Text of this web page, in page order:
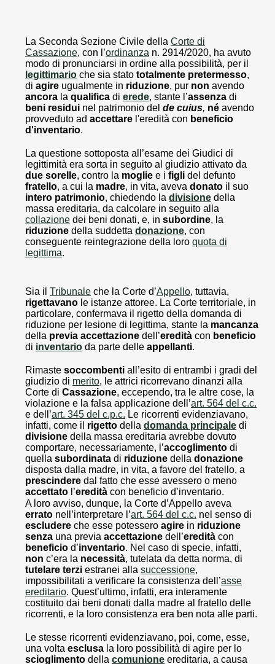
La Seconda Sezione Civile della Corte di
Cassazione, con l’ordinanza n. 2914/2020, ha avuto
modo di pronunciarsi in ordine alla possibilità, per il
legittimario che sia stato totalmente pretermesso,
di agire ugualmente in riduzione, pur non avendo
ancora la qualifica di erede, stante l’assenza di
beni residui nel patrimonio del de cuius, né avendo
provveduto ad accettare l'eredità con beneficio
d'inventario.
La questione sottoposta all’esame dei Giudici di
legittimità era sorta in seguito al giudizio attivato da
due sorelle, contro la moglie e i figli del defunto
fratello, a cui la madre, in vita, aveva donato il suo
intero patrimonio, chiedendo la divisione della
massa ereditaria, da calcolare in seguito alla
collazione dei beni donati, e, in subordine, la
riduzione della suddetta donazione, con
conseguente reintegrazione della loro quota di
legittima.
Sia il Tribunale che la Corte d’Appello, tuttavia,
rigettavano le istanze attoree. La Corte territoriale, in
particolare, confermava il rigetto della domanda di
riduzione per lesione di legittima, stante la mancanza
della previa accettazione dell’eredità con beneficio
di inventario da parte delle appellanti.
Rimaste soccombenti all’esito di entrambi i gradi del
giudizio di merito, le attrici ricorrevano dinanzi alla
Corte di Cassazione, eccependo, tra le altre cose, la
violazione e la falsa applicazione dell’art. 564 del c.c.
e dell’art. 345 del c.p.c. Le ricorrenti evidenziavano,
infatti, come il rigetto della domanda principale di
divisione della massa ereditaria avrebbe dovuto
comportare, necessariamente, l’accoglimento di
quella subordinata di riduzione della donazione
disposta dalla madre, in vita, a favore del fratello, a
prescindere dal fatto che esse avessero o meno
accettato l’eredità con beneficio d’inventario.
A loro avviso, dunque, la Corte d’Appello aveva
errato nell’interpretare l’art. 564 del c.c. nel senso di
escludere che esse potessero agire in riduzione
senza una previa accettazione dell’eredità con
beneficio d’inventario. Nel caso di specie, infatti,
non c’era la necessità, tutelata da detta norma, di
tutelare terzi estranei alla successione,
impossibilitati a verificare la consistenza dell’asse
ereditario. Quest’ultimo, infatti, era interamente
costituito dai beni donati dalla madre al fratello delle
ricorrenti, e la loro consistenza era ben nota alle parti.
Le stesse ricorrenti evidenziavano, poi, come, esse,
una volta esclusa la loro possibilità di agire per lo
scioglimento della comunione ereditaria, a causa